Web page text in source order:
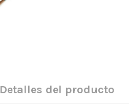
Detalles del producto